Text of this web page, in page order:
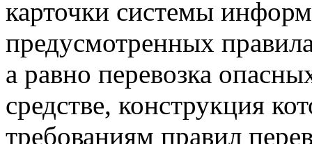
карточки системы
предусмотренных
а равно перевозка
средстве, конструкция
требованиям правил